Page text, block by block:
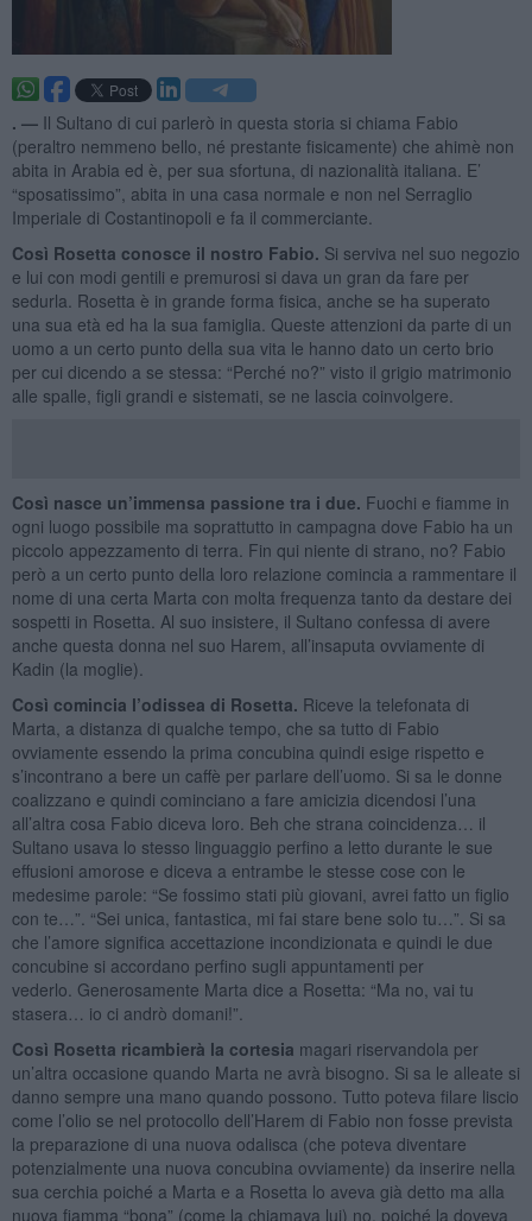
. — Il Sultano di cui parlerò in questa storia si chiama Fabio
(peraltro nemmeno bello, né prestante fisicamente) che ahimè non
abita in Arabia ed è, per sua sfortuna, di nazionalità italiana. E’
“sposatissimo”, abita in una casa normale e non nel Serraglio
Imperiale di Costantinopoli e fa il commerciante.
Così Rosetta conosce il nostro Fabio. Si serviva nel suo negozio
e lui con modi gentili e premurosi si dava un gran da fare per
sedurla. Rosetta è in grande forma fisica, anche se ha superato
una sua età ed ha la sua famiglia. Queste attenzioni da parte di un
uomo a un certo punto della sua vita le hanno dato un certo brio
per cui dicendo a se stessa: “Perché no?” visto il grigio matrimonio
alle spalle, figli grandi e sistemati, se ne lascia coinvolgere.
Così nasce un’immensa passione tra i due. Fuochi e fiamme in
ogni luogo possibile ma soprattutto in campagna dove Fabio ha un
piccolo appezzamento di terra. Fin qui niente di strano, no? Fabio
però a un certo punto della loro relazione comincia a rammentare il
nome di una certa Marta con molta frequenza tanto da destare dei
sospetti in Rosetta. Al suo insistere, il Sultano confessa di avere
anche questa donna nel suo Harem, all’insaputa ovviamente di
Kadin (la moglie).
Così comincia l’odissea di Rosetta. Riceve la telefonata di
Marta, a distanza di qualche tempo, che sa tutto di Fabio
ovviamente essendo la prima concubina quindi esige rispetto e
s’incontrano a bere un caffè per parlare dell’uomo. Si sa le donne
coalizzano e quindi cominciano a fare amicizia dicendosi l’una
all’altra cosa Fabio diceva loro. Beh che strana coincidenza… il
Sultano usava lo stesso linguaggio perfino a letto durante le sue
effusioni amorose e diceva a entrambe le stesse cose con le
medesime parole: “Se fossimo stati più giovani, avrei fatto un figlio
con te…”. “Sei unica, fantastica, mi fai stare bene solo tu…”. Si sa
che l’amore significa accettazione incondizionata e quindi le due
concubine si accordano perfino sugli appuntamenti per
vederlo. Generosamente Marta dice a Rosetta: “Ma no, vai tu
stasera… io ci andrò domani!”.
Così Rosetta ricambierà la cortesia magari riservandola per
un’altra occasione quando Marta ne avrà bisogno. Si sa le alleate si
danno sempre una mano quando possono. Tutto poteva filare liscio
come l’olio se nel protocollo dell’Harem di Fabio non fosse prevista
la preparazione di una nuova odalisca (che poteva diventare
potenzialmente una nuova concubina ovviamente) da inserire nella
sua cerchia poiché a Marta e a Rosetta lo aveva già detto ma alla
nuova fiamma “bona” (come la chiamava lui) no, poiché la doveva